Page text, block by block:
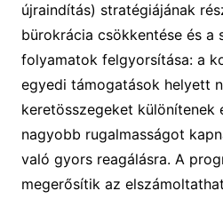
újraindítás) stratégiájának
bürokrácia csökkentése és a
folyamatok felgyorsítása: a
egyedi támogatások helyett
keretösszegeket különítenek
nagyobb rugalmasságot
való gyors reagálásra. A
megerősítik az